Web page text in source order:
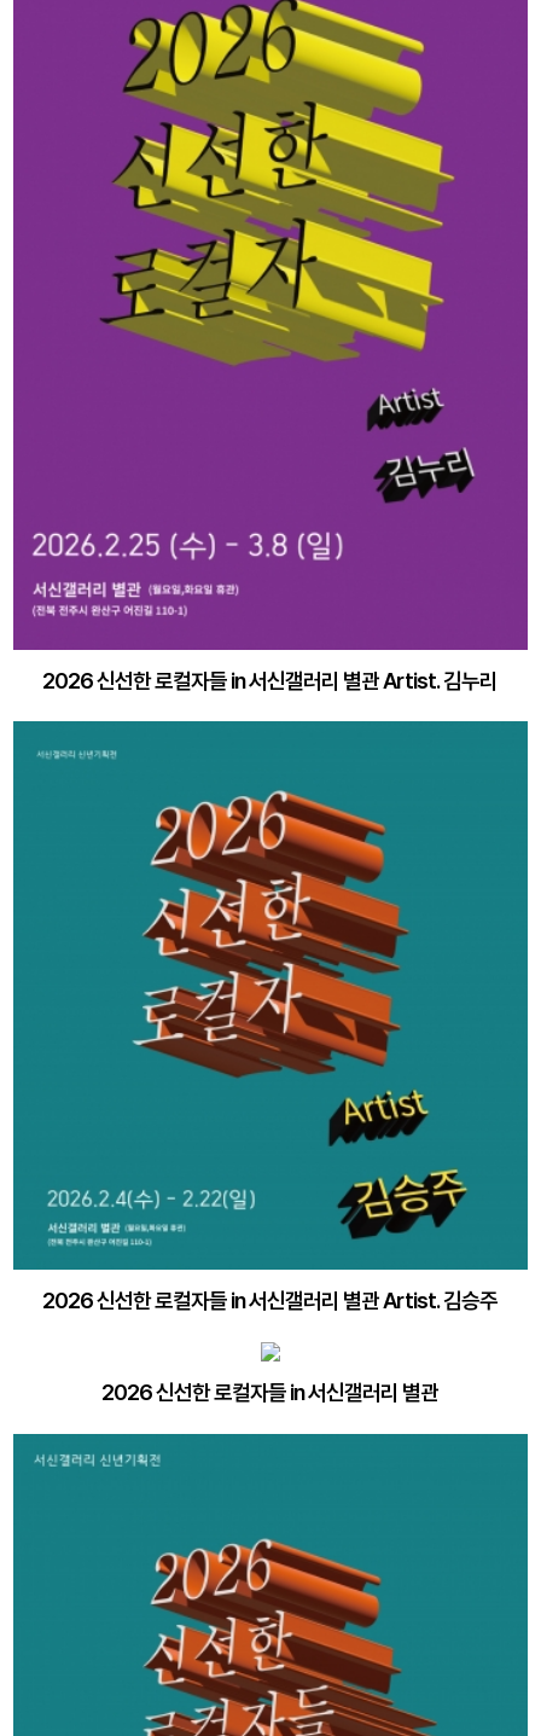
2026 신선한 로컬자들 in 서신갤러리 별관 Artist. 김누리
2026 신선한 로컬자들 in 서신갤러리 별관 Artist. 김승주
2026 신선한 로컬자들 in 서신갤러리 별관